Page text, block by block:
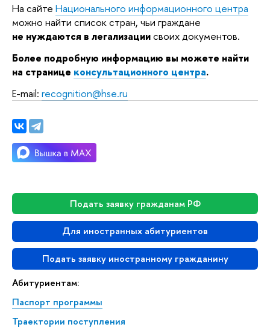
Подать заявку гражданам РФ
Для иностранных абитуриентов
Подать заявку иностранному гражданину
Абитуриентам:
Паспорт программы
Траектории поступления
На сайте Национального информационного центра
можно найти список стран, чьи граждане
не нуждаются в легализациисвоих документов.
Более подробную информацию вы можете найти
на странице консультационного центра.
E-mail: recognition@hse.ru